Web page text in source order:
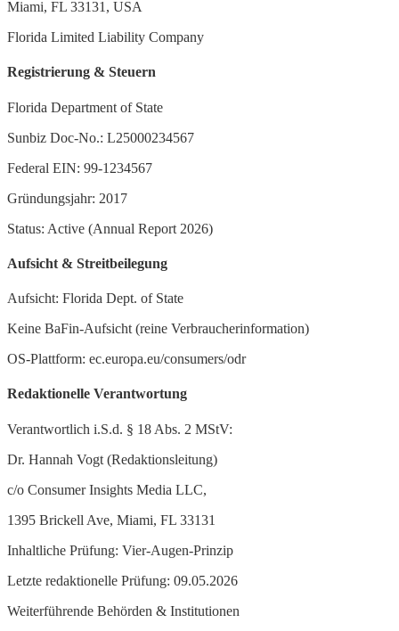
Miami, FL 33131, USA
Florida Limited Liability Company
Registrierung & Steuern
Florida Department of State
Sunbiz Doc-No.: L25000234567
Federal EIN: 99-1234567
Gründungsjahr: 2017
Status: Active (Annual Report 2026)
Aufsicht & Streitbeilegung
Aufsicht: Florida Dept. of State
Keine BaFin-Aufsicht (reine Verbraucherinformation)
OS-Plattform: ec.europa.eu/consumers/odr
Redaktionelle Verantwortung
Verantwortlich i.S.d. § 18 Abs. 2 MStV:
Dr. Hannah Vogt (Redaktionsleitung)
c/o Consumer Insights Media LLC,
1395 Brickell Ave, Miami, FL 33131
Inhaltliche Prüfung: Vier-Augen-Prinzip
Letzte redaktionelle Prüfung: 09.05.2026
Weiterführende Behörden & Institutionen